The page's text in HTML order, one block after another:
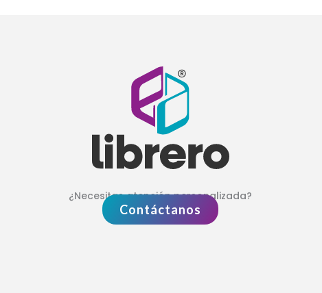
¿Necesitas atención personalizada?
Contáctanos